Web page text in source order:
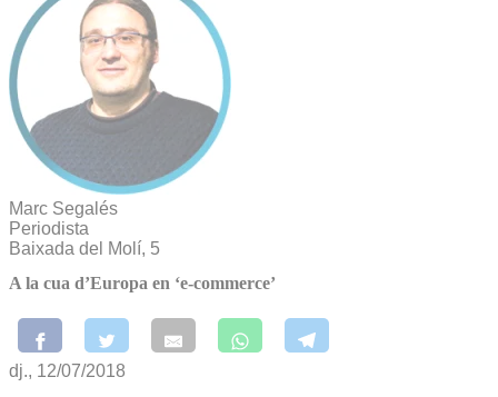
Marc Segalés
Periodista
Baixada del Molí, 5
A la cua d’Europa en ‘e-commerce’
dj., 12/07/2018